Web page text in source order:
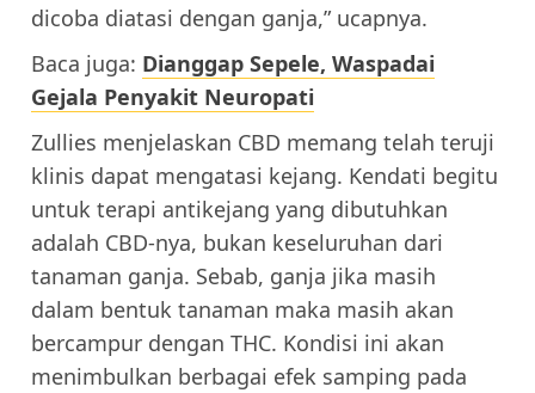
dicoba diatasi dengan ganja,” ucapnya.
Baca juga: Dianggap Sepele, Waspadai
Gejala Penyakit Neuropati
Zullies menjelaskan CBD memang telah teruji
klinis dapat mengatasi kejang. Kendati begitu
untuk terapi antikejang yang dibutuhkan
adalah CBD-nya, bukan keseluruhan dari
tanaman ganja. Sebab, ganja jika masih
dalam bentuk tanaman maka masih akan
bercampur dengan THC. Kondisi ini akan
menimbulkan berbagai efek samping pada